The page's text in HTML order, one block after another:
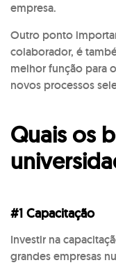
empresa.
Outro ponto
colaborador, é
melhor função para
novos processos
Quais os
#1 Capacitação
Investir na
grandes empresas